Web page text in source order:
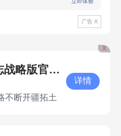
立即体验
广告 X
X
三国志战略版官网版
不断开疆拓土
详情